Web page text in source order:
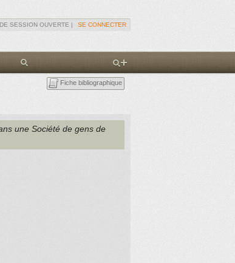
SESSION OUVERTE | SE CONNECTER
Fiche bibliographique
une Société de gens de